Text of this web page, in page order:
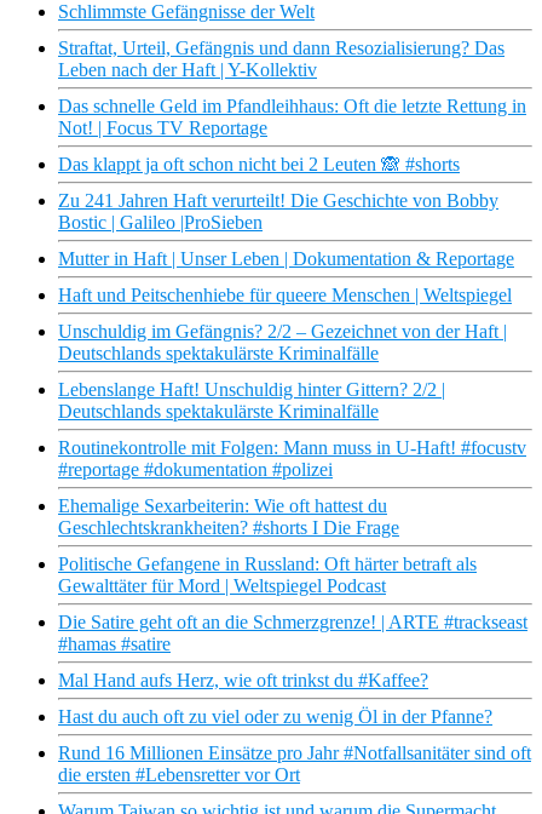
Schlimmste Gefängnisse der Welt
Straftat, Urteil, Gefängnis und dann Resozialisierung? Das
Leben nach der Haft | Y-Kollektiv
Das schnelle Geld im Pfandleihhaus: Oft die letzte Rettung in
Not! | Focus TV Reportage
Das klappt ja oft schon nicht bei 2 Leuten 🙈 #shorts
Zu 241 Jahren Haft verurteilt! Die Geschichte von Bobby
Bostic | Galileo |ProSieben
Mutter in Haft | Unser Leben | Dokumentation & Reportage
Haft und Peitschenhiebe für queere Menschen | Weltspiegel
Unschuldig im Gefängnis? 2/2 – Gezeichnet von der Haft |
Deutschlands spektakulärste Kriminalfälle
Lebenslange Haft! Unschuldig hinter Gittern? 2/2 |
Deutschlands spektakulärste Kriminalfälle
Routinekontrolle mit Folgen: Mann muss in U-Haft! #focustv
#reportage #dokumentation #polizei
Ehemalige Sexarbeiterin: Wie oft hattest du
Geschlechtskrankheiten? #shorts I Die Frage
Politische Gefangene in Russland: Oft härter betraft als
Gewalttäter für Mord | Weltspiegel Podcast
Die Satire geht oft an die Schmerzgrenze! | ARTE #trackseast
#hamas #satire
Mal Hand aufs Herz, wie oft trinkst du #Kaffee?
Hast du auch oft zu viel oder zu wenig Öl in der Pfanne?
Rund 16 Millionen Einsätze pro Jahr #Notfallsanitäter sind oft
die ersten #Lebensretter vor Ort